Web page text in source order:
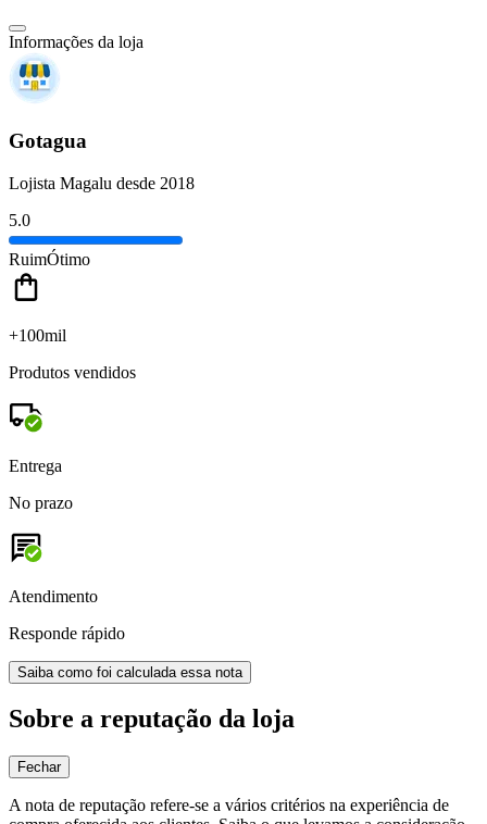
Informações da loja
Gotagua
Lojista Magalu desde 2018
5.0
RuimÓtimo
+100mil
Produtos vendidos
Entrega
No prazo
Atendimento
Responde rápido
Saiba como foi calculada essa nota
Sobre a reputação da loja
Fechar
A nota de reputação refere-se a vários critérios na experiência de